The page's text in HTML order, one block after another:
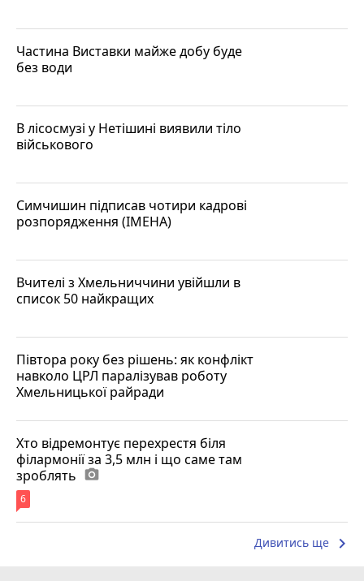
Частина Виставки майже добу буде
без води
В лісосмузі у Нетішині виявили тіло
військового
Симчишин підписав чотири кадрові
розпорядження (ІМЕНА)
Вчителі з Хмельниччини увійшли в
список 50 найкращих
Півтора року без рішень: як конфлікт
навколо ЦРЛ паралізував роботу
Хмельницької райради
Хто відремонтує перехрестя біля
філармонії за 3,5 млн і що саме там
зроблять photo_camera
6
Дивитись ще keyboard_arrow_right